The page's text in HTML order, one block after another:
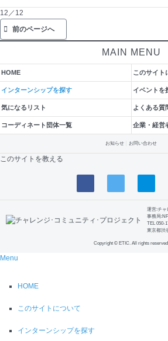
12／12
前のページへ
MAIN MENU
HOME このサイト
インターンシップを探す イベントを
気になるリスト よくある質
コーディネート団体一覧 企業・経営
お知らせ お問い合わせ
このサイトを教える
運営:チャ
事務局
TEL 050-
東京都渋
Copyright © ETIC. All rights
Menu
HOME
このサイトについて
インターンシップを探す